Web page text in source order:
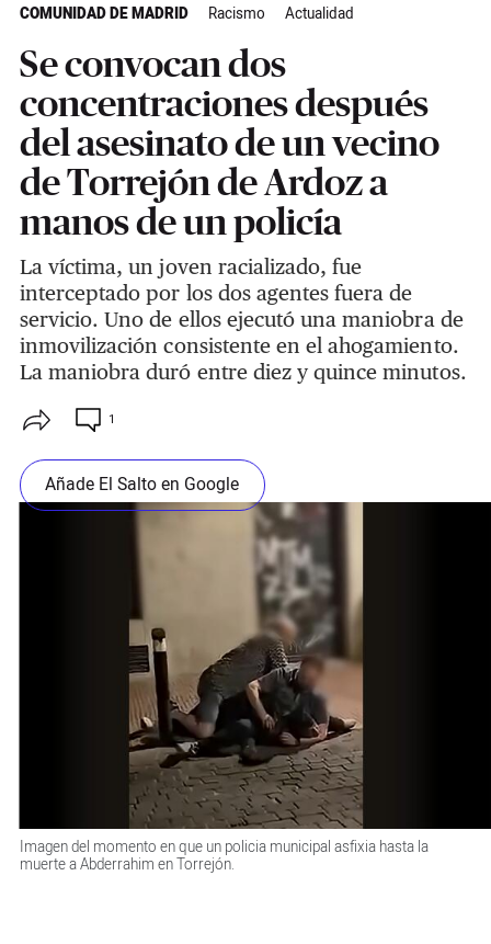
COMUNIDAD DE MADRID Racismo Actualidad
Se convocan dos
concentraciones después
del asesinato de un vecino
de Torrejón de Ardoz a
manos de un policía
La víctima, un joven racializado, fue
interceptado por los dos agentes fuera de
servicio. Uno de ellos ejecutó una maniobra de
inmovilización consistente en el ahogamiento.
La maniobra duró entre diez y quince minutos.
1
Añade El Salto en Google
Imagen del momento en que un policia municipal asfixia hasta la
muerte a Abderrahim en Torrejón.